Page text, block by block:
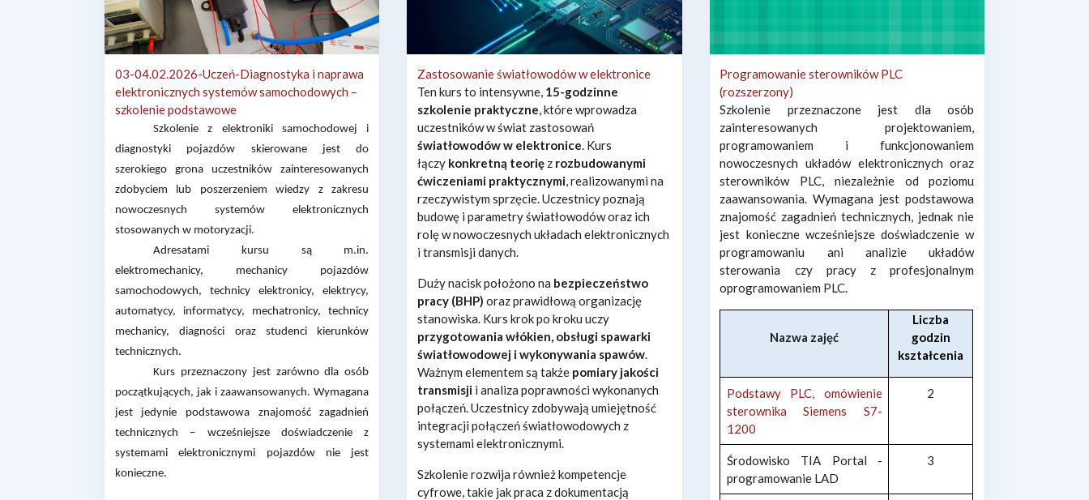
03-04.02.2026-Uczeń-Diagnostyka i naprawa
elektronicznych systemów samochodowych –
szkolenie podstawowe
Szkolenie z elektroniki samochodowej i
diagnostyki pojazdów
skierowane jest do
szerokiego grona uczestnikówzainteresowanych
zdobyciem lub poszerzeniem wiedzy z zakresu
nowoczesnych systemów elektronicznych
stosowanych w motoryzacji.
Adresatami kursu są m.in.
elektromechanicy, mechanicy pojazdów
samochodowych, technicy elektronicy, elektrycy,
automatycy, informatycy, mechatronicy, technicy
mechanicy, diagności oraz studenci kierunków
technicznych.
Kurs przeznaczony jest zarówno dla osób
początkujących, jak i zaawansowanych. Wymagana
jest jedynie podstawowa znajomość zagadnień
technicznych – wcześniejsze doświadczenie z
systemami elektronicznymi pojazdów nie jest
konieczne.
Zastosowanie światłowodów w elektronice
Ten kurs to intensywne, 15-godzinne
szkolenie praktyczne, które wprowadza
uczestników w świat zastosowań
światłowodów w elektronice. Kurs
łączy konkretną teorię z rozbudowanymi
ćwiczeniami praktycznymi, realizowanymi na
rzeczywistym sprzęcie. Uczestnicy poznają
budowę i parametry światłowodów oraz ich
rolę w nowoczesnych układach elektronicznych
i transmisji danych.
Duży nacisk położono na bezpieczeństwo
pracy (BHP) oraz prawidłową organizację
stanowiska. Kurs krok po kroku uczy
przygotowania włókien, obsługi spawarki
światłowodowej i wykonywania spawów.
Ważnym elementem są także pomiary jakości
transmisji i analiza poprawności wykonanych
połączeń. Uczestnicy zdobywają umiejętność
integracji połączeń światłowodowych z
systemami elektronicznymi.
Szkolenie rozwija również kompetencje
cyfrowe, takie jak praca z dokumentacją
Programowanie sterowników PLC
(rozszerzony)
Szkolenie przeznaczone jest dla osób
zainteresowanych projektowaniem,
programowaniem i funkcjonowaniem
nowoczesnych układów elektronicznych oraz
sterowników PLC, niezależnie od poziomu
zaawansowania. Wymagana jest podstawowa
znajomość zagadnień technicznych, jednak nie
jest konieczne wcześniejsze doświadczenie w
programowaniu ani analizie układów
sterowania czy pracy z profesjonalnym
oprogramowaniem PLC.
Nazwa zajęć
Liczba
godzin
kształcenia
Podstawy PLC, omówienie
sterownika Siemens S7-
1200
2
Środowisko TIA Portal -
programowanie LAD
3